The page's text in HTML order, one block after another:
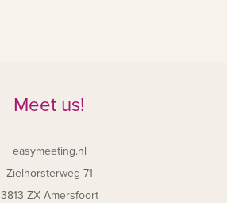
Meet us!
easymeeting.nl
Zielhorsterweg 71
3813 ZX Amersfoort